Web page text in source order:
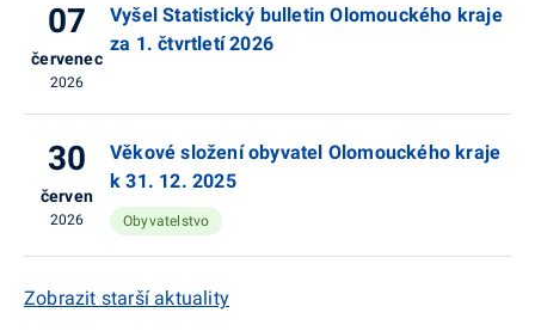
07
červenec
2026
Vyšel Statistický bulletin Olomouckého kraje
za 1. čtvrtletí 2026
30
červen
2026
Věkové složení obyvatel Olomouckého kraje
k 31. 12. 2025
Obyvatelstvo
Zobrazit starší aktuality